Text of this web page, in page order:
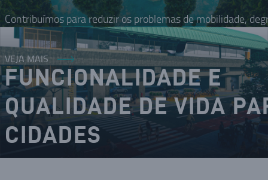
Contribuímos para reduzir os problemas de mobilidade,
VEJA MAIS
FUNCIONALIDADE E
QUALIDADE DE VIDA
CIDADES